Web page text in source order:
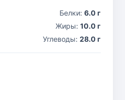
Белки: 6.0 г
Жиры: 10.0 г
Углеводы: 28.0 г